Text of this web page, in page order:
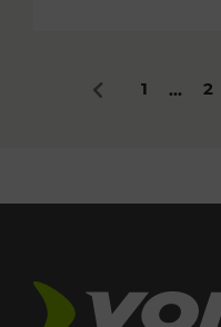
Zurück
1 ... 2